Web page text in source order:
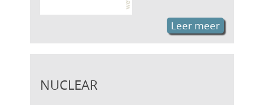
Leer meer
NUCLEAR